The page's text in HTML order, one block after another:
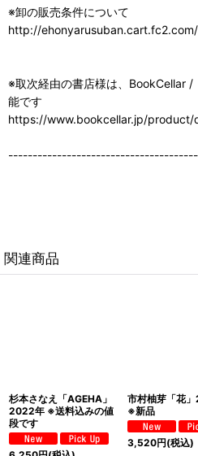
※卸の販売条件について
http://
※取次経由の書店様は、BookCellar /
能です
https://www.bookcellar.jp/product/
関連商品
杉本さなえ「AGEHA」
2022年 ※送料込みの値
段です
市村柚芽「花
※新品
3,520円(税込)